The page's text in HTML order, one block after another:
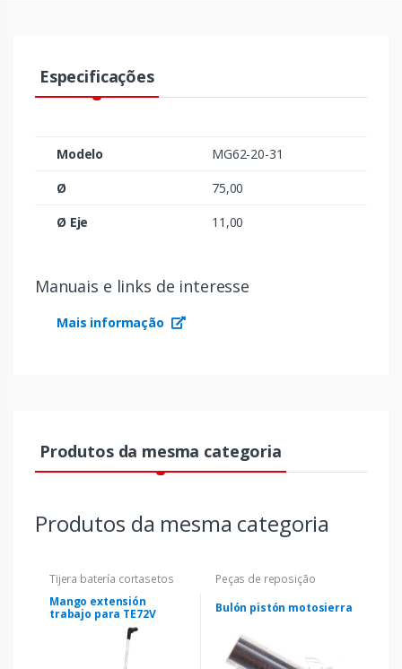
Especificações
Modelo
MG62-20-31
Ø
75,00
Ø Eje
11,00
Manuais e links de interesse
Mais informação
Produtos da mesma categoria
Produtos da mesma categoria
Tijera batería cortasetos
Mango extensión
trabajo para TE72V
Peças de reposição
Bulón pistón motosierra